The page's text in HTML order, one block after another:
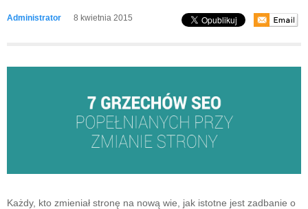
Administrator 8 kwietnia 2015
Każdy, kto zmieniał stronę na nową wie, jak istotne jest zadbanie o